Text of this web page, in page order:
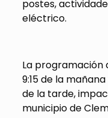
postes,
eléctrico.
La programación
9:15 de la
de la tarde,
municipio de